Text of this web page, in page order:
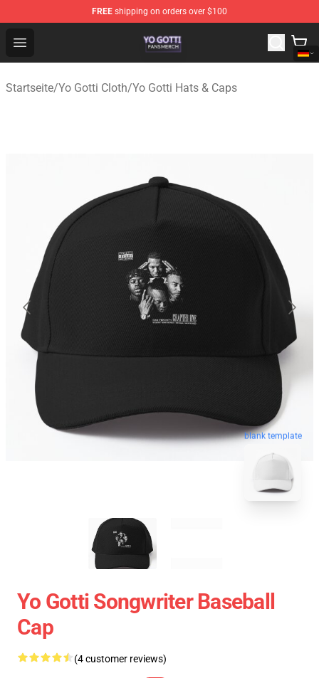
FREE shipping on orders over $100
Open menu
Yo Gotti Shop - Official Yo Gotti Merchandise Store
Startseite/Yo Gotti Cloth/Yo Gotti Hats & Caps
blank template
Yo Gotti Songwriter Baseball
Cap
(4 customer reviews)